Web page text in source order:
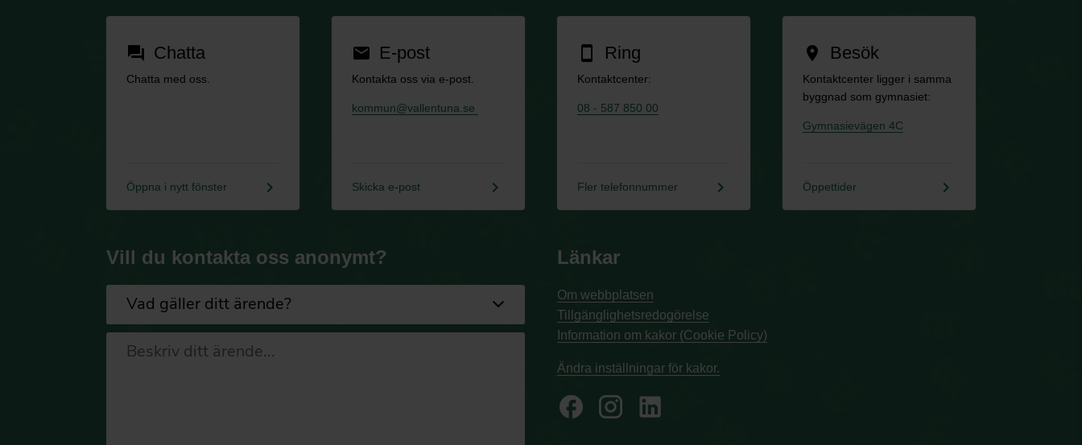
forum Chatta
Chatta med oss.
Öppna i nytt fönster keyboard_arrow_right
email E-post
Kontakta oss via e-post.
kommun@vallentuna.se
Skicka e-post keyboard_arrow_right
smartphone Ring
Kontaktcenter:
08 - 587 850 00
Fler telefonnummer keyboard_arrow_right
location_on Besök
Kontaktcenter ligger i samma
byggnad som gymnasiet:
Gymnasievägen 4C
Öppettider keyboard_arrow_right
Vill du kontakta oss anonymt? Länkar
Om webbplatsen
Tillgänglighetsredogörelse
Information om kakor (Cookie Policy)
Ändra inställningar för kakor.
facebook